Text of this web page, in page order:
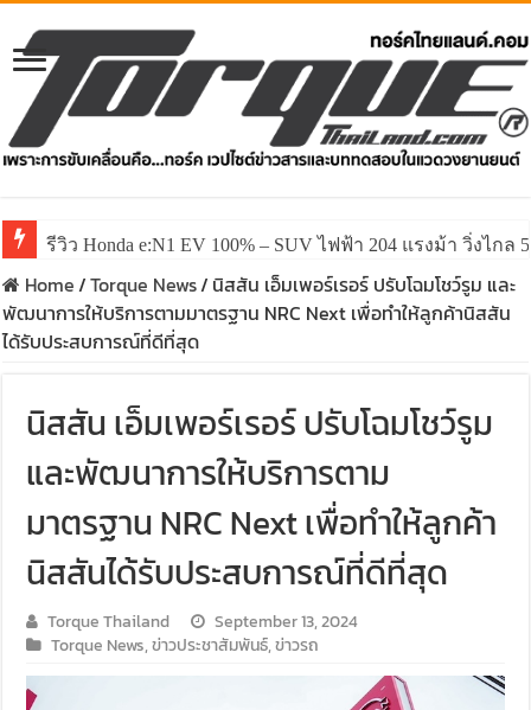
รีวิว Honda e:N1 EV 100% – SUV ไฟฟ้า 204 แรงม้า วิ่งไกล
รีวิว ลองขับ All New GWM HAVAL H6 ปรับโฉมหน้าใหม่
Home/Torque News/ นิสสัน เอ็มเพอร์เรอร์ ปรับโฉมโชว์รูม และ
พัฒนาการให้บริการตามมาตรฐาน NRC Next เพื่อทำให้ลูกค้านิสสัน
ได้รับประสบการณ์ที่ดีที่สุด
นิสสัน เอ็มเพอร์เรอร์ ปรับโฉมโชว์รูม
และพัฒนาการให้บริการตาม
มาตรฐาน NRC Next เพื่อทำให้ลูกค้า
นิสสันได้รับประสบการณ์ที่ดีที่สุด
Torque Thailand
September 13, 2024
Torque News,ข่าวประชาสัมพันธ์,ข่าวรถ